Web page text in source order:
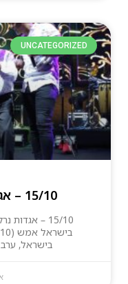
UNCATEGORIZED
15/10 – אגדות נרקמות בלילות
15/10 –
בישראל,